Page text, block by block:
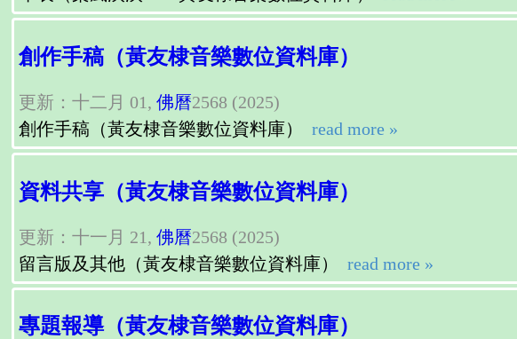
創作手稿（黃友棣音樂數位資料庫）
更新：十二月 01, 佛曆2568 (2025)
創作手稿（黃友棣音樂數位資料庫）
read more »
資料共享（黃友棣音樂數位資料庫）
更新：十一月 21, 佛曆2568 (2025)
留言版及其他（黃友棣音樂數位資料庫）
read more »
專題報導（黃友棣音樂數位資料庫）